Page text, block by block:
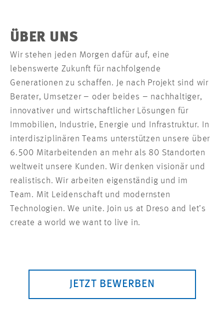
ÜBER UNS
Wir stehen jeden Morgen dafür auf, eine
lebenswerte Zukunft für nachfolgende
Generationen zu schaffen. Je nach Projekt sind wir
Berater, Umsetzer – oder beides – nachhaltiger,
innovativer und wirtschaftlicher Lösungen für
Immobilien, Industrie, Energie und Infrastruktur. In
interdisziplinären Teams unterstützen unsere über
6.500 Mitarbeitenden an mehr als 80 Standorten
weltweit unsere Kunden. Wir denken visionär und
realistisch. Wir arbeiten eigenständig und im
Team. Mit Leidenschaft und modernsten
Technologien. We unite. Join us at Dreso and let’s
create a world we want to live in.
JETZT BEWERBEN